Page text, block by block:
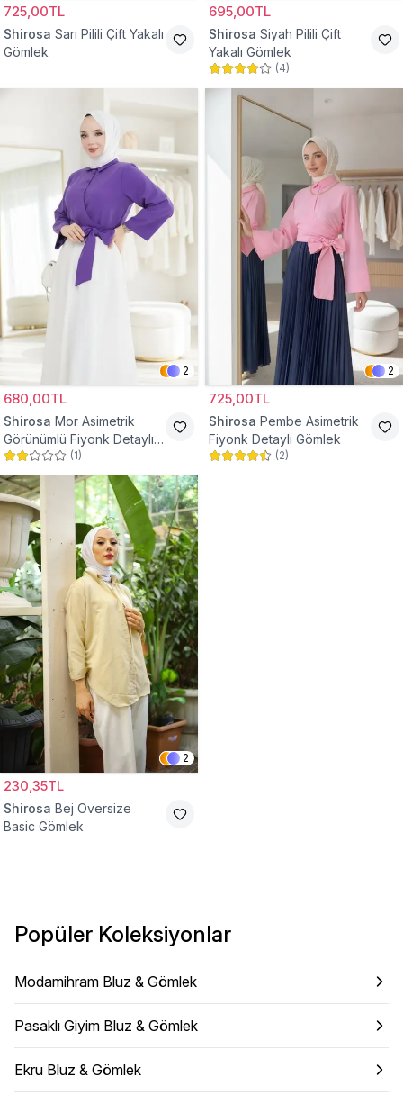
725,00TL
Shirosa Sarı Pilili Çift Yakalı
Gömlek
695,00TL
Shirosa Siyah Pilili Çift
Yakalı Gömlek
(4)
2
680,00TL
Shirosa Mor Asimetrik
Görünümlü Fiyonk Detaylı
Gömlek
(1)
2
725,00TL
Shirosa Pembe Asimetrik
Fiyonk Detaylı Gömlek
(2)
2
230,35TL
Shirosa Bej Oversize
Basic Gömlek
Popüler Koleksiyonlar
Modamihram Bluz & Gömlek
Pasaklı Giyim Bluz & Gömlek
Ekru Bluz & Gömlek